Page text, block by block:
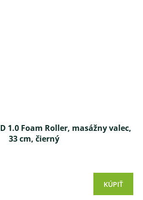
1.0 Foam Roller, masážny valec,
33 cm, čierný
KÚPIŤ